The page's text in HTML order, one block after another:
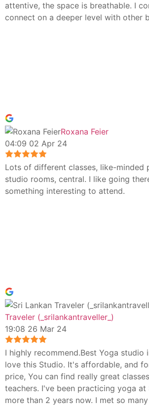
attentive, the space is breathable. I
connect on a deeper level with other
Roxana Feier
04:09 02 Apr 24
Lots of different classes, like-minded
studio rooms, central. I like going
something interesting to attend.
Traveler (_srilankantraveller_)
19:08 26 Mar 24
I highly recommend.Best Yoga studio
love this Studio. It's affordable, and
price, You can find really great
teachers. I've been practicing yoga at
more than 2 years now. I met so